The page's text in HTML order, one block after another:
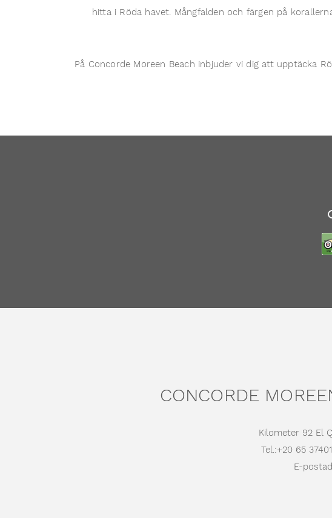
hitta i Röda havet. Mångfalden och färgen på
På Concorde Moreen Beach inbjuder vi dig att upptäcka
CONCORDE
Kilometer 92 El
Tel.:+20 65
E-